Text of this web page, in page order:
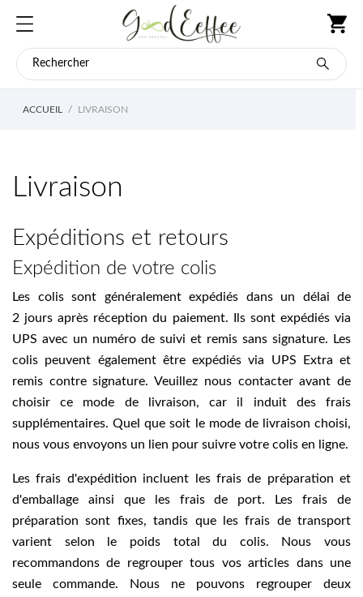
ACCUEIL LIVRAISON
Livraison
Expéditions et retours
Expédition de votre colis
Les colis sont généralement expédiés dans un délai de
2 jours après réception du paiement. Ils sont expédiés via
UPS avec un numéro de suivi et remis sans signature. Les
colis peuvent également être expédiés via UPS Extra et
remis contre signature. Veuillez nous contacter avant de
choisir ce mode de livraison, car il induit des frais
supplémentaires. Quel que soit le mode de livraison choisi,
nous vous envoyons un lien pour suivre votre colis en ligne.
Les frais d'expédition incluent les frais de préparation et
d'emballage ainsi que les frais de port. Les frais de
préparation sont fixes, tandis que les frais de transport
varient selon le poids total du colis. Nous vous
recommandons de regrouper tous vos articles dans une
seule commande. Nous ne pouvons regrouper deux